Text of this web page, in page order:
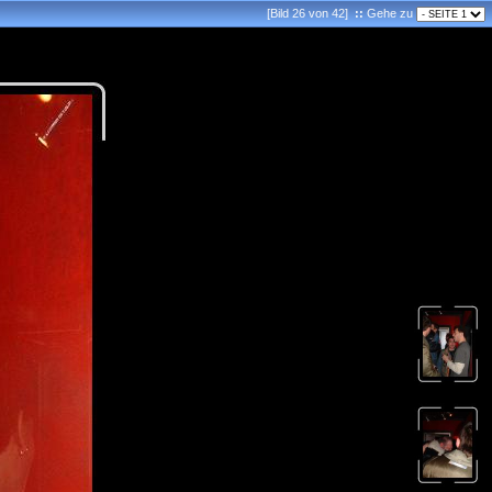
[Bild 26 von 42] ::Gehe zu